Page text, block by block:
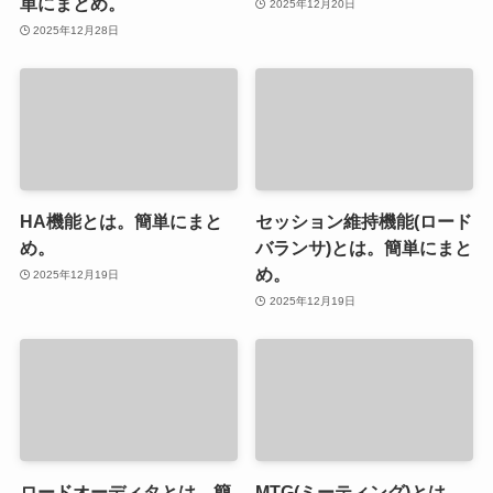
2025年12月28日
2025年12月20日
HA機能とは。簡単にまと
め。
2025年12月19日
セッション維持機能(ロード
バランサ)とは。簡単にまと
め。
2025年12月19日